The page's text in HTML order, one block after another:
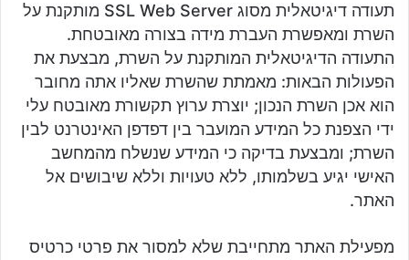
תעודה דיגיטאלית מסוג SSL Web Server מותקנת על
השרת ומאפשרת העברת מידה בצורה מאובטחת.
התעודה הדיגיטאלית המותקנת על השרת, מבצעת את
הפעולות הבאות: מאמתת שהשרת שאליו אתה מחובר
הוא אכן השרת הנכון; יוצרת ערוץ תקשורת מאובטח עלי
ידי הצפנת כל המידע המועבר בין דפדפן האינטרנט לבין
השרת; ומבצעת בדיקה כי המידע שנשלח מהמחשב
האישי יגיע בשלמותו, ללא טעויות וללא שיבושים אל
האתר.
מפעילת האתר מתחייבת שלא למסור את פרטי כרטיס